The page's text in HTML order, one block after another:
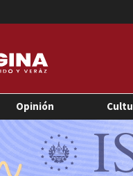
Opinión